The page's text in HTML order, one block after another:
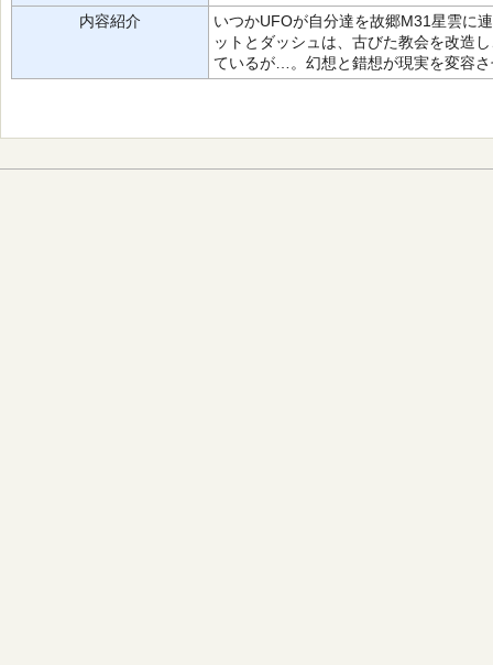
内容紹介
いつかUFOが自分達を故郷M31星雲に
ットとダッシュは、古びた教会を改造
ているが…。幻想と錯想が現実を変容